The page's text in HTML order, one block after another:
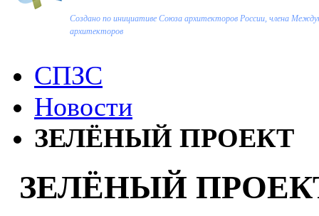
Создано по инициативе Союза архитекторов России, члена
архитекторов
СПЗС
Новости
ЗЕЛЁНЫЙ ПРОЕКТ
ЗЕЛЁНЫЙ